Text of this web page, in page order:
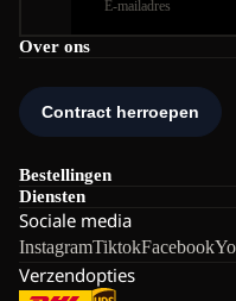
Over ons
Bestellingen
Diensten
Sociale media
InstagramTiktokFacebook
Verzendopties